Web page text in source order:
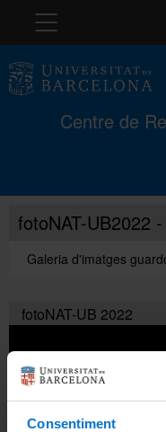
Consentiment
Navegació
Centre de
fotoNAT-UB2022
Galeria d'imatges
fotoNAT-UB 2022